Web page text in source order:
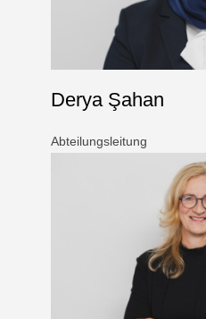
Derya Şahan
Abteilungsleitung